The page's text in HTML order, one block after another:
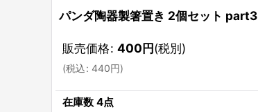
パンダ陶器製箸置き 2個セット part3
販売価格: 400円(税別)
(税込: 440円)
在庫数 4点